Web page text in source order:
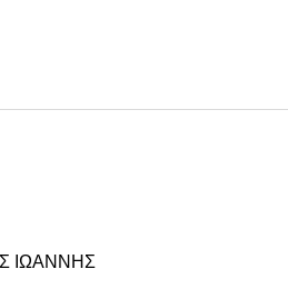
ΙΩΑΝΝΗΣ